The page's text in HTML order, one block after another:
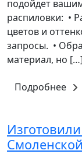
подойдет
распиловки: •
цветов и
запросы. •
материал, но […]
Подробнее